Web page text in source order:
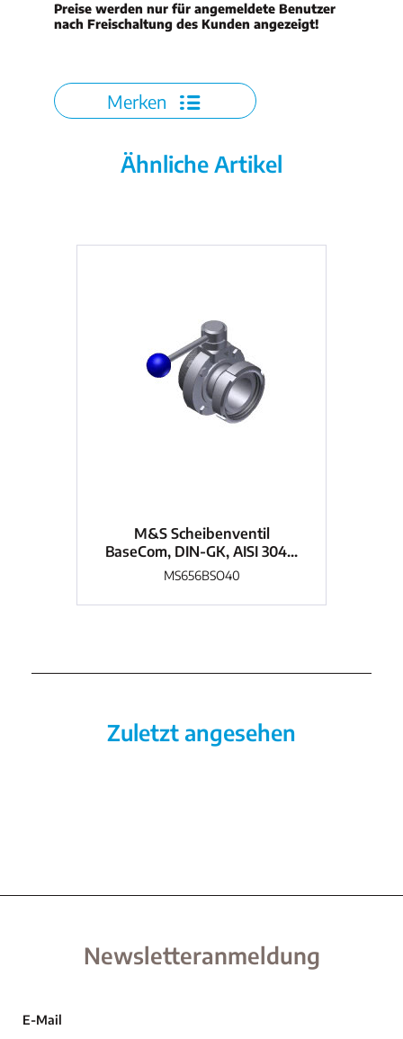
Preise werden nur für angemeldete Benutzer
nach Freischaltung des Kunden angezeigt!
Merken
Ähnliche Artikel
M&S Scheibenventil
BaseCom, DIN-GK, AISI 304...
MS656BSO40
Zuletzt angesehen
Newsletteranmeldung
E-Mail